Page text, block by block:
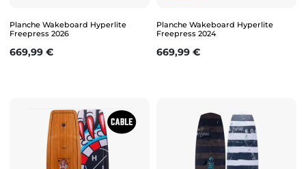
Planche Wakeboard Hyperlite
Freepress 2026
Prix
669,99 €
Planche Wakeboard Hyperlite
Freepress 2024
Prix
669,99 €